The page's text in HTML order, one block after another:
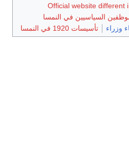
Official website different
السياسيين في النمسا
وزراء تأسيسات 1920 في النمسا